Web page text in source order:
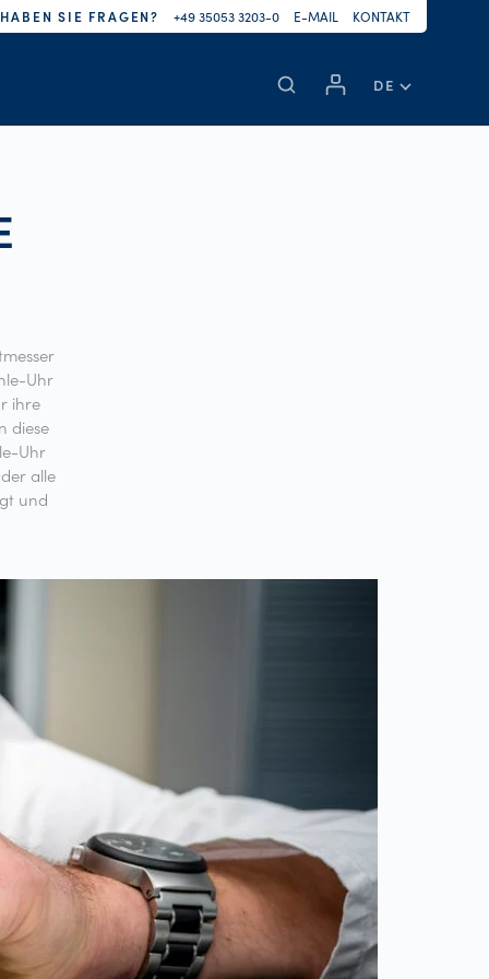
HABEN SIE FRAGEN? +49 35053 3203-0 E-MAIL KONTAKT
DE
Uhr
ihre
diese
Uhr
alle
und